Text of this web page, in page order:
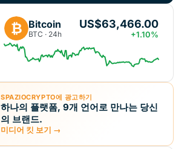
₿ Bitcoin
BTC · 24h
US$63,466.00
+1.10%
SPAZIOCRYPTO에 광고하기
하나의 플랫폼, 9개 언어로 만나는 당신
의 브랜드.
미디어 킷 보기 →